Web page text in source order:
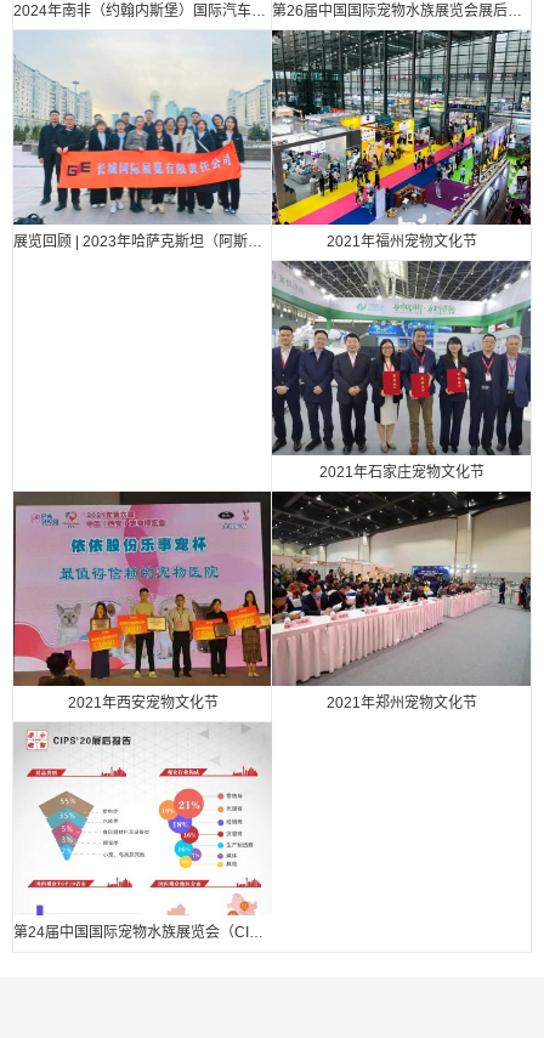
2024年南非（约翰内斯堡）国际汽车零部件、汽车技术及服务展览会 第26届中国国际宠物水族展览会展后报告
展览回顾 | 2023年哈萨克斯坦（阿斯塔纳）国际汽车零部件、汽车技术及服务展览会（Automechanika Astana） 2021年福州宠物文化节
2021年石家庄宠物文化节
2021年西安宠物文化节 2021年郑州宠物文化节
第24届中国国际宠物水族展览会（CIPS 2020） 展后报告.